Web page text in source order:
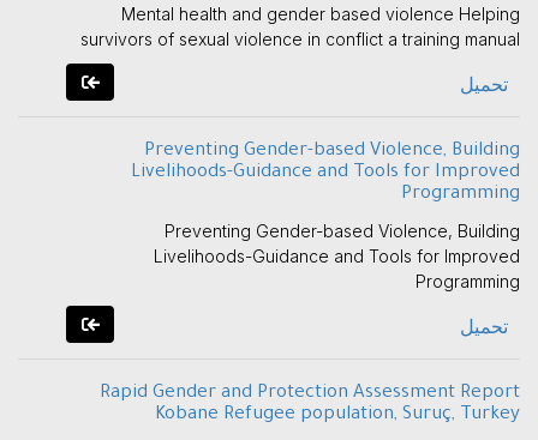
Mental health and gender based violence Helping
survivors of sexual violence in conflict a training manual
تحميل
Preventing Gender-based Violence, Building
Livelihoods-Guidance and Tools for Improved
Programming
Preventing Gender-based Violence, Building
Livelihoods-Guidance and Tools for Improved
Programming
تحميل
Rapid Gender and Protection Assessment Report
Kobane Refugee population, Suruç, Turkey